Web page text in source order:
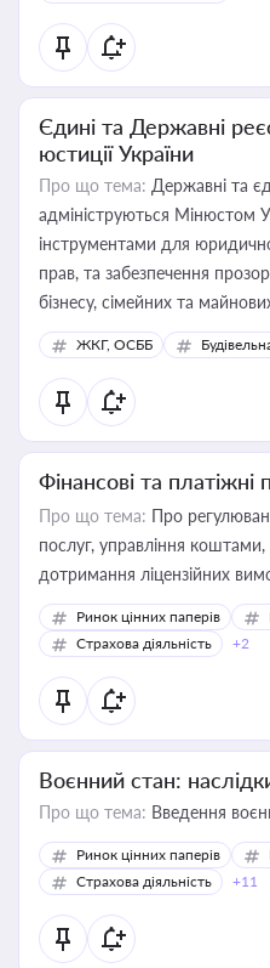
Єдині та Державні
юстиції України
Про що тема: Державні та
адмініструються Мінюстом
інструментами для
прав, та забезпечення
бізнесу, сімейних та
ЖКГ, ОСББ
Фінансові та платіжні
Про що тема: Про
послуг, управління коштами, приймання платежів та
дотримання ліцензійних
Ринок цінних паперів
Страхова діяльність
+2
Воєнний стан:
Про що тема: Введення
Ринок цінних паперів
Страхова діяльність
+11